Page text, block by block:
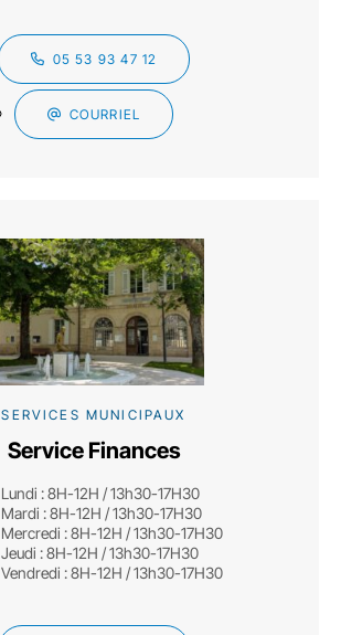
05 53 93 47 12
COURRIEL
SERVICES MUNICIPAUX
Service Finances
Lundi : 8H-12H / 13h30-17H30
Mardi : 8H-12H / 13h30-17H30
Mercredi : 8H-12H / 13h30-17H30
Jeudi : 8H-12H / 13h30-17H30
Vendredi : 8H-12H / 13h30-17H30